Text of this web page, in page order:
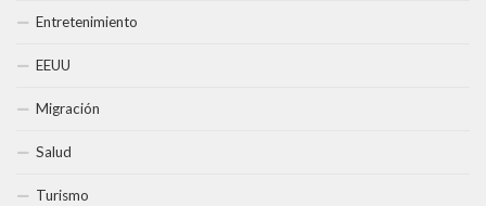
Entretenimiento
EEUU
Migración
Salud
Turismo